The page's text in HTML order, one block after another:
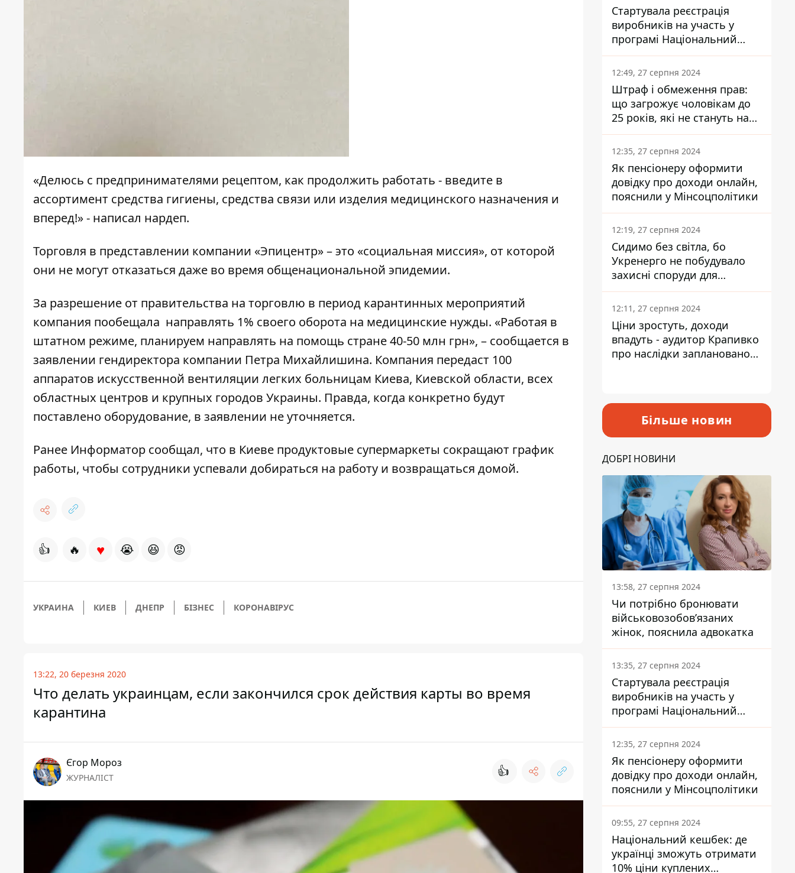
«Делюсь с предпринимателями рецептом, как продолжить работать - введите в
ассортимент средства гигиены, средства связи или изделия медицинского назначения и
вперед!» - написал нардеп.
Торговля в представлении компании «Эпицентр» – это «социальная миссия», от которой
они не могут отказаться даже во время общенациональной эпидемии.
За разрешение от правительства на торговлю в период карантинных мероприятий
компания пообещала направлять 1% своего оборота на медицинские нужды. «Работая в
штатном режиме, планируем направлять на помощь стране 40-50 млн грн», – сообщается в
заявлении гендиректора компании Петра Михайлишина. Компания передаст 100
аппаратов искусственной вентиляции легких больницам Киева, Киевской области, всех
областных центров и крупных городов Украины. Правда, когда конкретно будут
поставлено оборудование, в заявлении не уточняется.
Ранее Информатор сообщал, что в Киеве продуктовые супермаркеты сокращают график
работы, чтобы сотрудники успевали добираться на работу и возвращаться домой.
👍 🔥 ♥ 😭 😆 😡
УКРАИНА КИЕВ ДНЕПР БІЗНЕС КОРОНАВІРУС
13:22, 20 березня 2020
Что делать украинцам, если закончился срок действия карты во время
карантина
Єгор Мороз
ЖУРНАЛІСТ 👍
Стартувала реєстрація
виробників на участь у
програмі Національний
кешбек: як це зробити
через портал Дія
12:49, 27 серпня 2024
Штраф і обмеження прав:
що загрожує чоловікам до
25 років, які не стануть на
військовий облік
12:35, 27 серпня 2024
Як пенсіонеру оформити
довідку про доходи онлайн,
пояснили у Мінсоцполітики
12:19, 27 серпня 2024
Сидимо без світла, бо
Укренерго не побудувало
захисні споруди для
енергетики - нардеп
Кучеренко
12:11, 27 серпня 2024
Ціни зростуть, доходи
впадуть - аудитор Крапивко
про наслідки запланованого
Більше новин
ДОБРІ НОВИНИ
13:58, 27 серпня 2024
Чи потрібно бронювати
військовозобов’язаних
жінок, пояснила адвокатка
13:35, 27 серпня 2024
Стартувала реєстрація
виробників на участь у
програмі Національний
кешбек: як це зробити
через портал Дія
12:35, 27 серпня 2024
Як пенсіонеру оформити
довідку про доходи онлайн,
пояснили у Мінсоцполітики
09:55, 27 серпня 2024
Національний кешбек: де
українці зможуть отримати
10% ціни куплених